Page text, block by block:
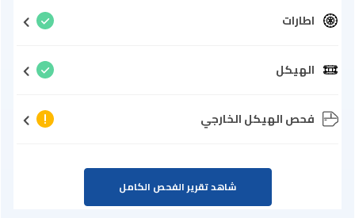
اطارات
الهيكل
فحص الهيكل الخارجي
شاهد تقرير الفحص الكامل